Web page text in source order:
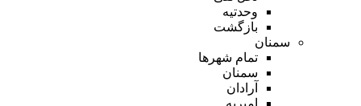
وحدتیه
بازگشت
سمنان
تمام شهر‌ها
سمنان
آرادان
امیریه